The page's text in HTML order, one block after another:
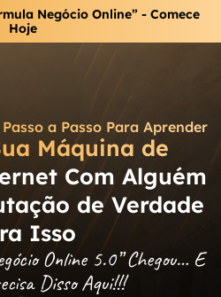
Negócio Online” - Comece
Hoje
a Passo Para Aprender
Máquina de
Com Alguém
de Verdade
Isso
Online 5.0” Chegou… E
Disso Aqui!!!